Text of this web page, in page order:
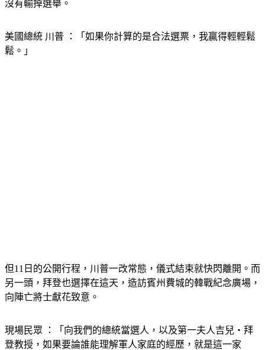
沒有輸掉選舉。
美國總統 川普 ：「如果你計算的是合法選票，我贏得輕輕鬆
鬆。」
但11日的公開行程，川普一改常態，儀式結束就快閃離開。而
另一頭，拜登也選擇在這天，造訪賓州費城的韓戰紀念廣場，
向陣亡將士獻花致意。
現場民眾 ：「向我們的總統當選人，以及第一夫人吉兒‧拜
登教授，如果要論誰能理解軍人家庭的經歷，就是這一家